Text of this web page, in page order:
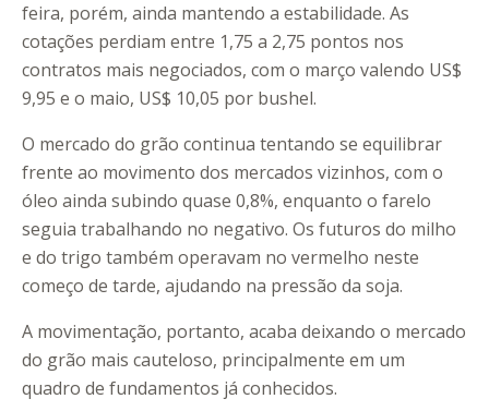
feira, porém, ainda mantendo a estabilidade. As
cotações perdiam entre 1,75 a 2,75 pontos nos
contratos mais negociados, com o março valendo US$
9,95 e o maio, US$ 10,05 por bushel.
O mercado do grão continua tentando se equilibrar
frente ao movimento dos mercados vizinhos, com o
óleo ainda subindo quase 0,8%, enquanto o farelo
seguia trabalhando no negativo. Os futuros do milho
e do trigo também operavam no vermelho neste
começo de tarde, ajudando na pressão da soja.
A movimentação, portanto, acaba deixando o mercado
do grão mais cauteloso, principalmente em um
quadro de fundamentos já conhecidos.